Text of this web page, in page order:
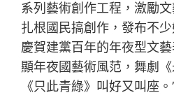
系列藝術創作工程，激勵
扎根國民搞創作，發布不
慶賀建黨百年的年夜型文
顯年夜國藝術風范，舞劇《
《只此青綠》叫好又叫座。